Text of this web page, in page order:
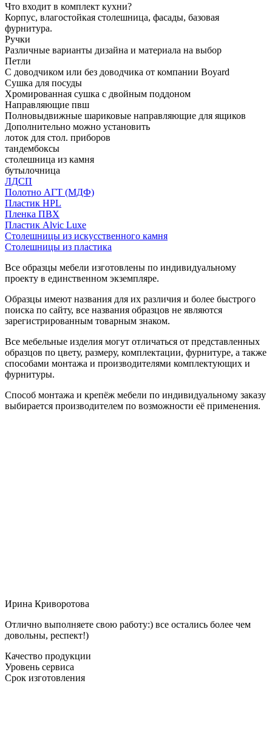
Что входит в комплект кухни?
Корпус, влагостойкая столешница, фасады, базовая
фурнитура.
Ручки
Различные варианты дизайна и материала на выбор
Петли
С доводчиком или без доводчика от компании Boyard
Сушка для посуды
Хромированная сушка с двойным поддоном
Направляющие пвш
Полновыдвижные шариковые направляющие для ящиков
Дополнительно можно установить
лоток для стол. приборов
тандембоксы
столешница из камня
бутылочница
ЛДСП
Полотно АГТ (МДФ)
Пластик HPL
Пленка ПВХ
Пластик Alvic Luxe
Столешницы из искусственного камня
Столешницы из пластика
Все образцы мебели изготовлены по индивидуальному
проекту в единственном экземпляре.
Образцы имеют названия для их различия и более быстрого
поиска по сайту, все названия образцов не являются
зарегистрированным товарным знаком.
Все мебельные изделия могут отличаться от представленных
образцов по цвету, размеру, комплектации, фурнитуре, а также
способами монтажа и производителями комплектующих и
фурнитуры.
Способ монтажа и крепёж мебели по индивидуальному заказу
выбирается производителем по возможности её применения.
Ирина Криворотова
Отлично выполняете свою работу:) все остались более чем
довольны, респект!)
Качество продукции
Уровень сервиса
Срок изготовления